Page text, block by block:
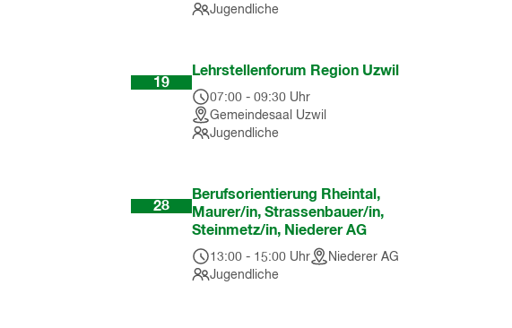
Jugendliche
19
Lehrstellenforum Region Uzwil
07:00- 09:30Uhr
Gemeindesaal Uzwil
Jugendliche
28
Berufsorientierung Rheintal,
Maurer/in, Strassenbauer/in,
Steinmetz/in, Niederer AG
13:00- 15:00Uhr
Niederer AG
Jugendliche